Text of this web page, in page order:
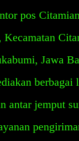
pos
Jawa
berbagai
antar jemput